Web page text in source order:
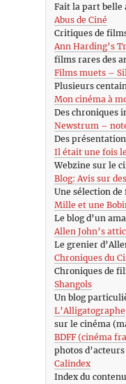
Fait la part belle
Abus de Ciné
Critiques de
Ann Harding’s
films rares des
Films muets –
Plusieurs
Mon cinéma à
Des chroniques
Newstrum –
Des
Il était une fois
Webzine sur le
Blog: Avis sur
Une sélection
Mille et une
Le blog d’un
Allen John’s attic
Le grenier
Chroniques du
Chroniques de
Shangols
Un blog
L’Alligatographe
sur le cinéma
BDFF (cinéma
photos
Calindex
Index du